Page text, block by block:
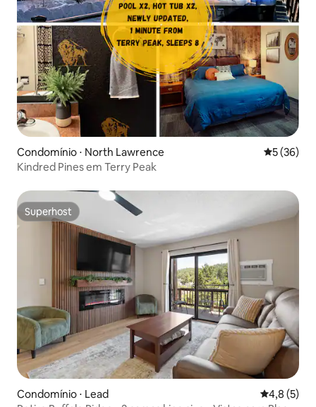
Condomínio ⋅ North Lawrence 5 de uma
5 (36)
Kindred Pines em Terry Peak
Superhost
Superhost
Condomínio ⋅ Lead 4,8 de
4,8 (5)